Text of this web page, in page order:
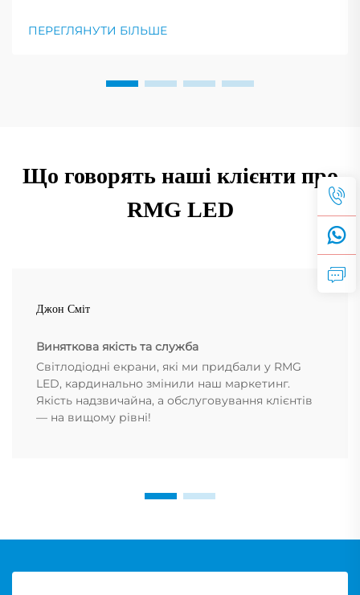
Отримайте експертні поради зараз.
ПЕРЕГЛЯНУТИ БІЛЬШЕ
Що говорять наші клієнти про
RMG LED
Джон Сміт
Виняткова якість та служба
Світлодіодні екрани, які ми придбали у RMG
LED, кардинально змінили наш маркетинг.
Якість надзвичайна, а обслуговування клієнтів
— на вищому рівні!